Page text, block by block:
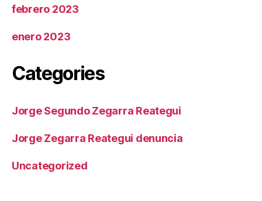
febrero 2023
enero 2023
Categories
Jorge Segundo Zegarra Reategui
Jorge Zegarra Reategui denuncia
Uncategorized